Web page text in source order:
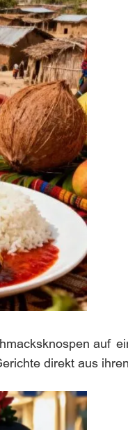
auf
direkt aus